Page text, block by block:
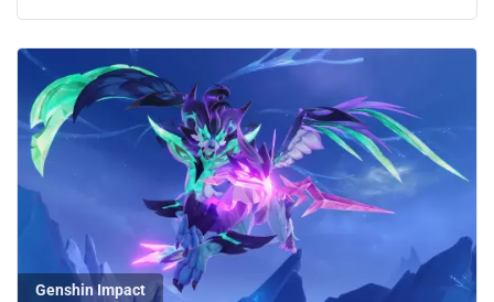
Genshin Impact